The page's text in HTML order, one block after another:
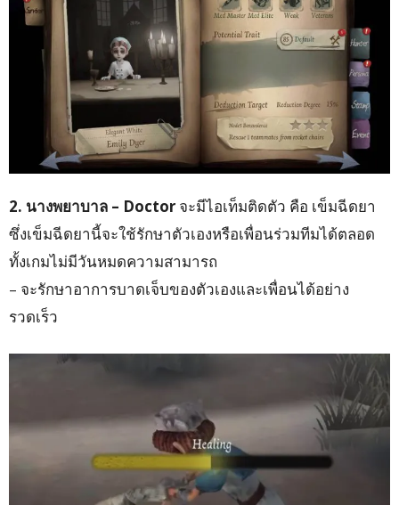
2. นางพยาบาล – Doctor จะมีไอเท็มติดตัว คือ เข็มฉีดยา
ซึ่งเข็มฉีดยานี้จะใช้รักษาตัวเองหรือเพื่อนร่วมทีมได้ตลอด
ทั้งเกมไม่มีวันหมดความสามารถ
– จะรักษาอาการบาดเจ็บของตัวเองและเพื่อนได้อย่าง
รวดเร็ว